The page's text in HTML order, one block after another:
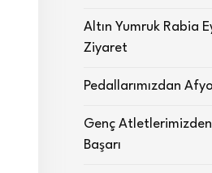
Altın Yumruk Rabia
Ziyaret
Pedallarımızdan
Genç Atletlerimizden
Başarı